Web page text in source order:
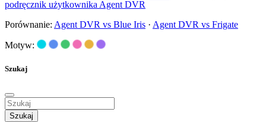
podręcznik użytkownika Agent DVR
Porównanie: Agent DVR vs Blue Iris · Agent DVR vs Frigate
Motyw:
Szukaj
Szukaj